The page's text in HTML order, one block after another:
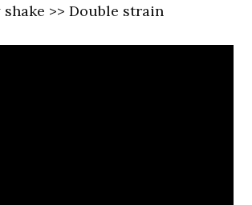
shake >> Double strain